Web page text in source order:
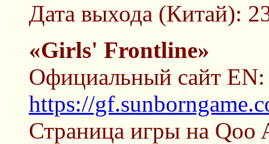
Дата выхода (Китай):
«Girls' Frontline»
Официальный сайт EN:
https://
Страница игры на Qoo